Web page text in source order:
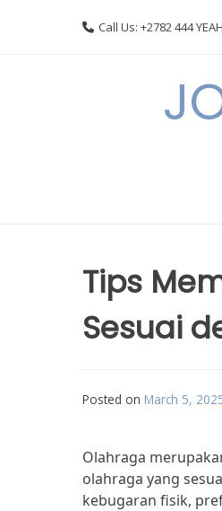
Call Us: +2782 444 YEAH
Tips
Sesuai
Posted on March 5,
Olahraga
olahraga yang
kebugaran fisik,